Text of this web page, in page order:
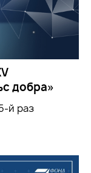
добра»
й раз